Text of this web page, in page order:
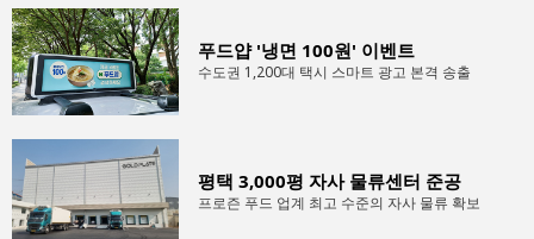
푸드얍 '냉면 100원' 이벤트
수도권 1,200대 택시 스마트 광고 본격 송출
평택 3,000평 자사 물류센터 준공
프로즌 푸드 업계 최고 수준의 자사 물류 확보